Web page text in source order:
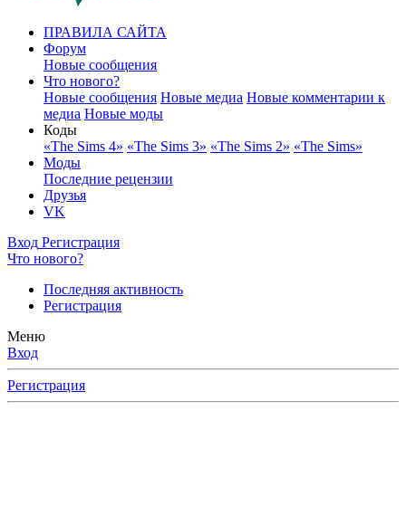
ПРАВИЛА САЙТА
Форум
Новые сообщения
Что нового?
Новые сообщения Новые медиа Новые комментарии к
медиа Новые моды
Коды
«The Sims 4» «The Sims 3» «The Sims 2» «The Sims»
Моды
Последние рецензии
Друзья
VK
Вход Регистрация
Что нового?
Последняя активность
Регистрация
Меню
Вход
Регистрация